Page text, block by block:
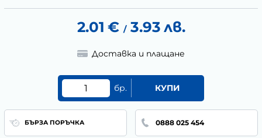
2.01 € / 3.93 лв.
Доставка и плащане
бр. КУПИ
БЪРЗА ПОРЪЧКА 0888 025 454